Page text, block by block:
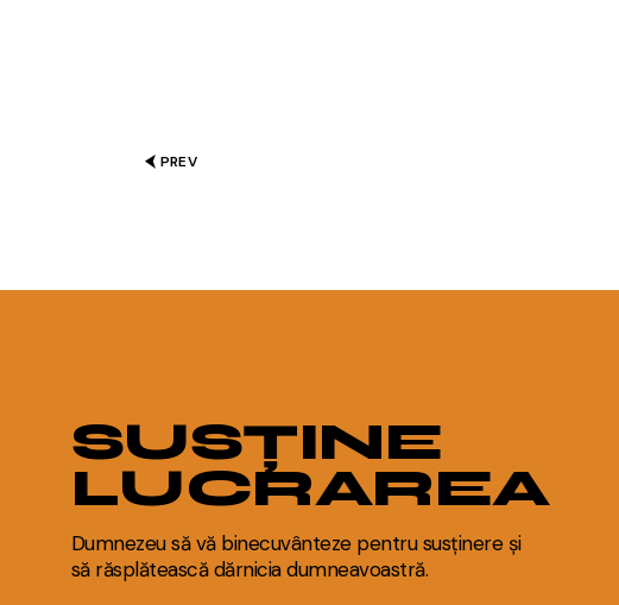
PREV
SUSȚINE
LUCRAREA
Dumnezeu să vă binecuvânteze pentru susținere și
să răsplătească dărnicia dumneavoastră.